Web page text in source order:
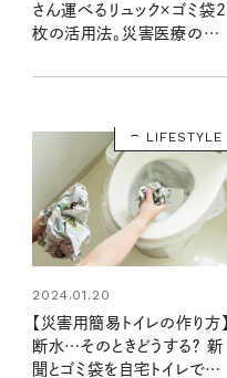
さん運べるリュック×ゴミ袋2
枚の活用法。災害医療のプ
水くみ
LIFESTYLE
2024.01.20
【災害用簡易トイレの作り方】
断水…そのときどうする？ 新
聞とゴミ袋を自宅トイレでこう